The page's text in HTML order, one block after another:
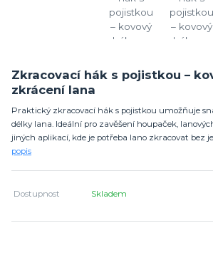
Zkracovací hák s pojistkou –
zkrácení lana
Praktický zkracovací hák s pojistkou umožňuje
délky lana. Ideální pro zavěšení houpaček,
jiných aplikací, kde je potřeba lano zkracovat bez
popis
Dostupnost Skladem